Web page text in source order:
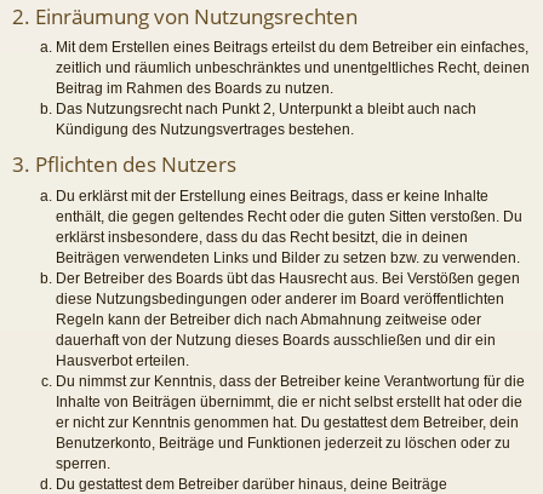
2. Einräumung von Nutzungsrechten
Mit dem Erstellen eines Beitrags erteilst du dem Betreiber ein einfaches,
zeitlich und räumlich unbeschränktes und unentgeltliches Recht, deinen
Beitrag im Rahmen des Boards zu nutzen.
Das Nutzungsrecht nach Punkt 2, Unterpunkt a bleibt auch nach
Kündigung des Nutzungsvertrages bestehen.
3. Pflichten des Nutzers
Du erklärst mit der Erstellung eines Beitrags, dass er keine Inhalte
enthält, die gegen geltendes Recht oder die guten Sitten verstoßen. Du
erklärst insbesondere, dass du das Recht besitzt, die in deinen
Beiträgen verwendeten Links und Bilder zu setzen bzw. zu verwenden.
Der Betreiber des Boards übt das Hausrecht aus. Bei Verstößen gegen
diese Nutzungsbedingungen oder anderer im Board veröffentlichten
Regeln kann der Betreiber dich nach Abmahnung zeitweise oder
dauerhaft von der Nutzung dieses Boards ausschließen und dir ein
Hausverbot erteilen.
Du nimmst zur Kenntnis, dass der Betreiber keine Verantwortung für die
Inhalte von Beiträgen übernimmt, die er nicht selbst erstellt hat oder die
er nicht zur Kenntnis genommen hat. Du gestattest dem Betreiber, dein
Benutzerkonto, Beiträge und Funktionen jederzeit zu löschen oder zu
sperren.
Du gestattest dem Betreiber darüber hinaus, deine Beiträge